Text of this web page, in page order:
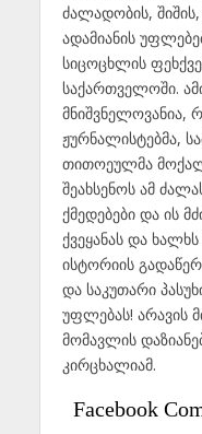
ძალადობის,
ადამიანის
სიცოცხლის
საქართველოში.
მნიშვნელოვანია,
ჟურნალისტებმა,
თითოეულმა
შეახსენოს ამ
ქმედებები და ის
ქვეყანას და
ისტორიის
და საკუთარი
უფლებას! არავის
მომავლის
კირცხალიამ.
Facebook